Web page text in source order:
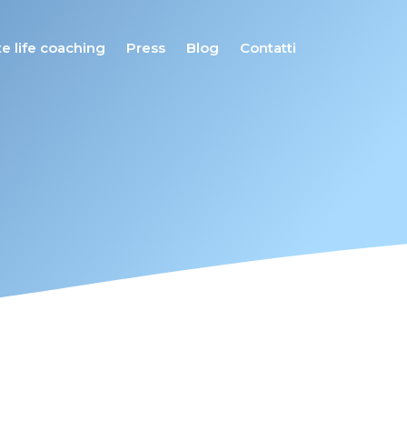
life coaching Press Blog Contatti